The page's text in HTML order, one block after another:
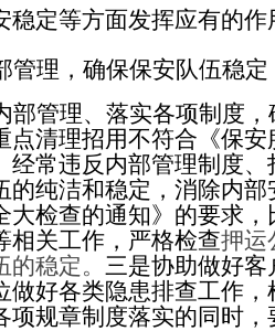
稳定等方面发挥应有的
管理，确保保安队伍稳定
部管理、落实各项制度
点清理招用不符合《保
经常违反内部管理制度
的纯洁和稳定，消除内
大检查的通知》的要求
相关工作，严格检查押运
稳定。 三是协助做好
做好各类隐患排查工作
项规章制度落实的同时